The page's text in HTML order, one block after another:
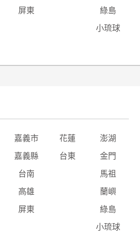
屏東 綠島
小琉球
嘉義市 花蓮 澎湖
嘉義縣 台東 金門
台南 馬祖
高雄 蘭嶼
屏東 綠島
小琉球